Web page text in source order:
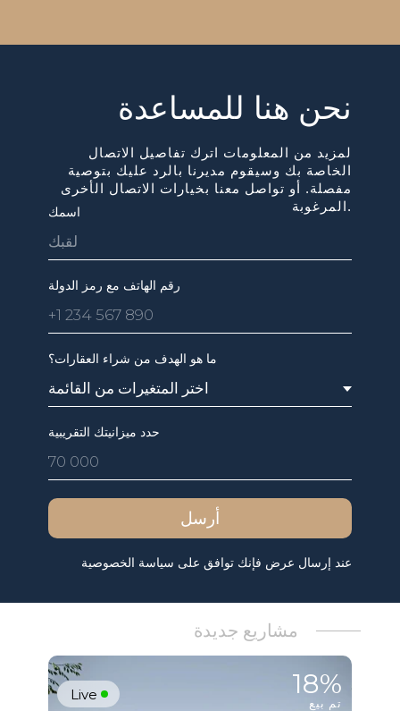
نحن هنا للمساعدة
لمزيد من المعلومات اترك تفاصيل الاتصال
الخاصة بك وسيقوم مديرنا بالرد عليك بتوصية
مفصلة. أو تواصل معنا بخيارات الاتصال الأخرى
المرغوبة.
اسمك
رقم الهاتف مع رمز الدولة
ما هو الهدف من شراء العقارات؟
حدد ميزانيتك التقريبية
أرسل
عند إرسال عرض فإنك توافق على سياسة الخصوصية
Live
مشاريع جديدة
18%
تم بيع